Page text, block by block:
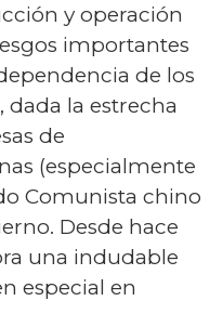
y operación
importantes
de los
dada la estrecha
de
(especialmente
Comunista chino
Desde hace
una indudable
especial en